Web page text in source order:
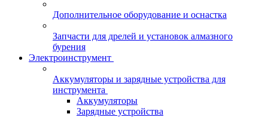
Дополнительное оборудование и оснастка
Запчасти для дрелей и установок алмазного
бурения
Электроинструмент
Аккумуляторы и зарядные устройства для
инструмента
Аккумуляторы
Зарядные устройства